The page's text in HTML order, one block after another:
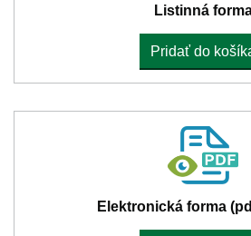
Listinná
Pridať do
Elektronická forma